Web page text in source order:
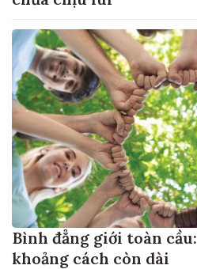
Bình đẳng giới toàn
khoảng cách còn dài